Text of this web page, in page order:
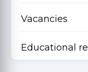
Vacancies
Educational